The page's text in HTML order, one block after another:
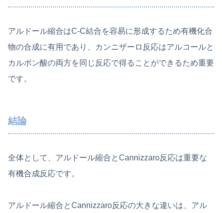
アルドール縮合はC-C結合を容易に形成するため有機化合
物の合成に有用であり、カンニザーロ反応はアルコールと
カルボン酸の両方を同じ反応で得ることができるため重要
です。
結論
全体として、アルドール縮合とCannizzaro反応は重要な
有機合成反応です。
アルドール縮合とCannizzaro反応の大きな違いは、アル